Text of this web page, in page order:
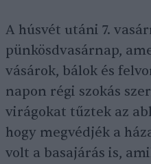
A húsvét utáni 7.
pünkösdvasárnap,
vásárok, bálok és
napon régi szokás
virágokat tűztek az
hogy megvédjék a
volt a basajárás is,